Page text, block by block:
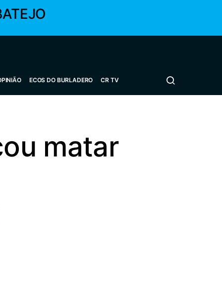
ECOS DO BURLADERO CR TV
matar